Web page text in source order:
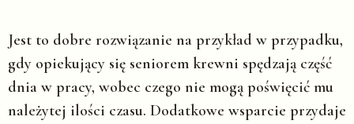
Jest to dobre rozwiązanie na przykład w przypadku,
gdy opiekujący się seniorem krewni spędzają część
dnia w pracy, wobec czego nie mogą poświęcić mu
należytej ilości czasu. Dodatkowe wsparcie przydaje